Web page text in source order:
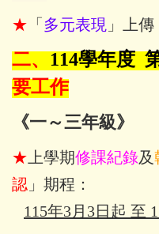
★ 「 多元表現 」上
二、 114學年度
要工作
《一～三年級》
★ 上學期修課紀錄及
認 」期程：
115年3月3日起 至